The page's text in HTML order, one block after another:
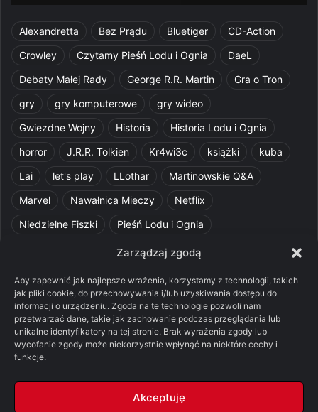
Zarządzaj zgodą
Aby zapewnić jak najlepsze wrażenia, korzystamy z technologii, takich
jak pliki cookie, do przechowywania i/lub uzyskiwania dostępu do
informacji o urządzeniu. Zgoda na te technologie pozwoli nam
przetwarzać dane, takie jak zachowanie podczas przeglądania lub
unikalne identyfikatory na tej stronie. Brak wyrażenia zgody lub
wycofanie zgody może niekorzystnie wpłynąć na niektóre cechy i
funkcje.
Akceptuję
Alexandretta Bez Prądu Bluetiger
CD-Action
Crowley
Czytamy Pieśń Lodu i Ognia
DaeL
Debaty Małej Rady
George R.R. Martin
Gra o Tron
gry
gry komputerowe
gry wideo
Gwiezdne Wojny
Historia
Historia Lodu i Ognia
horror
J.R.R. Tolkien Kr4wi3c książki
kuba
Lai
let's play LLothar
Martinowskie Q&A
Marvel
Nawałnica Mieczy
Netflix
Niedzielne Fiszki
Pieśń Lodu i Ognia
Pquelim
Pytania do maesterów
recenzja książki
Ród Smoka Silmarillion
SithFrog
Starcie Królów
Star Wars
Szalone Teorie
Tolkienowskie Q&A
Voo
Wieści z Cytadeli